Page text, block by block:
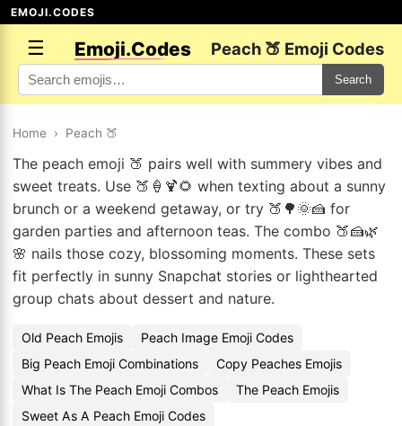
EMOJI.CODES
☰ Emoji.Codes Peach 🍑 Emoji Codes
Search
Home › Peach 🍑
The peach emoji 🍑 pairs well with summery vibes and
sweet treats. Use 🍑🍦🍹🌻 when texting about a sunny
brunch or a weekend getaway, or try 🍑🌳🌞🍰 for
garden parties and afternoon teas. The combo 🍑🍰🌿
🌸 nails those cozy, blossoming moments. These sets
fit perfectly in sunny Snapchat stories or lighthearted
group chats about dessert and nature.
Old Peach Emojis
Peach Image Emoji Codes
Big Peach Emoji Combinations
Copy Peaches Emojis
What Is The Peach Emoji Combos
The Peach Emojis
Sweet As A Peach Emoji Codes